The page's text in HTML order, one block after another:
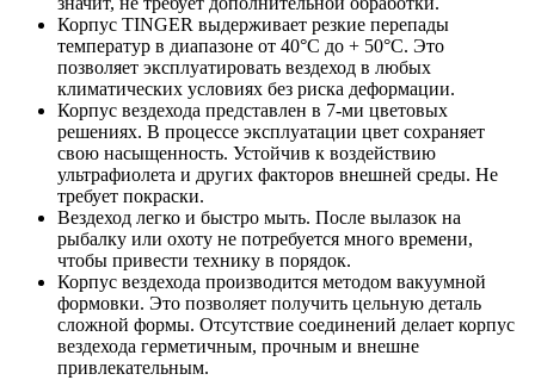
Корпус TINGER выдерживает резкие перепады
температур в диапазоне от 40°C до + 50°C. Это
позволяет эксплуатировать вездеход в любых
климатических условиях без риска деформации.
Корпус вездехода представлен в 7-ми цветовых
решениях. В процессе эксплуатации цвет сохраняет
свою насыщенность. Устойчив к воздействию
ультрафиолета и других факторов внешней среды. Не
требует покраски.
Вездеход легко и быстро мыть. После вылазок на
рыбалку или охоту не потребуется много времени,
чтобы привести технику в порядок.
Корпус вездехода производится методом вакуумной
формовки. Это позволяет получить цельную деталь
сложной формы. Отсутствие соединений делает корпус
вездехода герметичным, прочным и внешне
привлекательным.